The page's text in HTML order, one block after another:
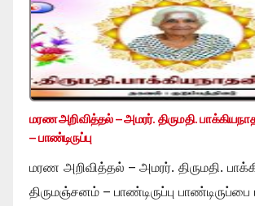
மரண அறிவித்தல் – அமரர். திருமதி.
– பாண்டிருப்பு
மரண அறிவித்தல் – அமரர். திருமதி.
திருமஞ்சனம் – பாண்டிருப்பு பாண்டிருப்பை